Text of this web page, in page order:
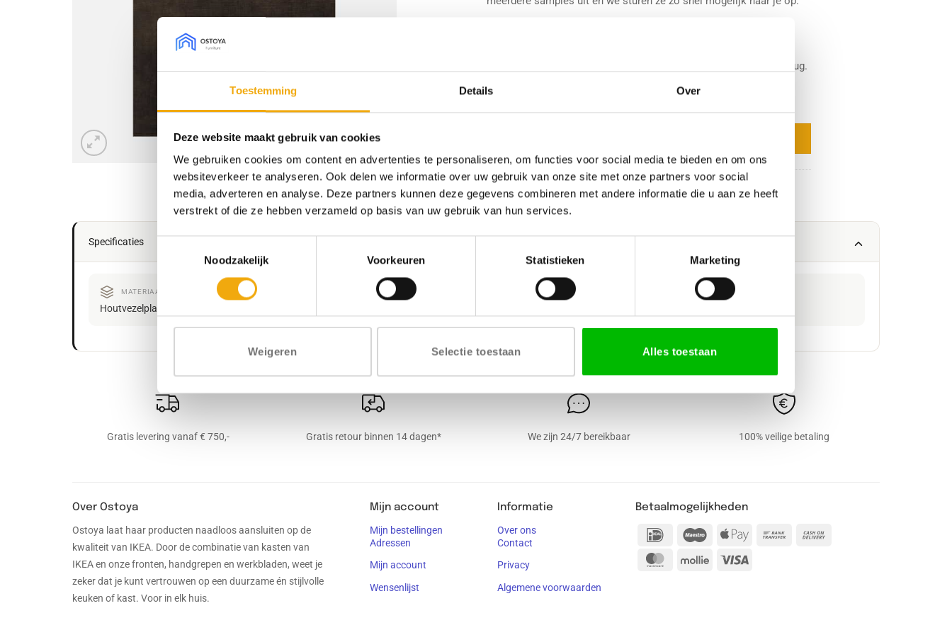
Toestemming Details Over
Deze website maakt gebruik van cookies
We gebruiken cookies om content en advertenties te personaliseren, om functies voor social media te bieden en om ons
websiteverkeer te analyseren. Ook delen we informatie over uw gebruik van onze site met onze partners voor social
media, adverteren en analyse. Deze partners kunnen deze gegevens combineren met andere informatie die u aan ze heeft
verstrekt of die ze hebben verzameld op basis van uw gebruik van hun services.
Noodzakelijk
Voorkeuren Statistieken Marketing
Weigeren Selectie toestaan Alles toestaan
onbeschadigd bij ons terug komen krijg je het aankoopbedrag terug.
6 op voorraad (kan nabesteld worden)
Categorie: Samples
Specificaties
MATERIAAL
Houtvezelplaat
VERKRIJGBARE DIKTE LEVERTIJD
Gratis levering vanaf € 750,- Gratis retour binnen 14 dagen* We zijn 24/7 bereikbaar 100% veilige betaling
Over Ostoya
Ostoya laat haar producten naadloos aansluiten op de
kwaliteit van IKEA. Door de combinatie van kasten van
IKEA en onze fronten, handgrepen en werkbladen, weet je
zeker dat je kunt vertrouwen op een duurzame én stijlvolle
keuken of kast. Voor in elk huis.
Mijn account
Mijn bestellingen
Adressen
Mijn account
Wensenlijst
Informatie
Over ons
Contact
Privacy
Algemene voorwaarden
Betaalmogelijkheden
IDeal MaestroApple
Bank
MasterCardMollie Visa